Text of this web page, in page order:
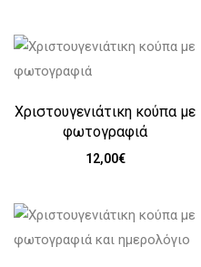
Χριστουγενιάτικη κούπα με
φωτογραφιά
12,00€